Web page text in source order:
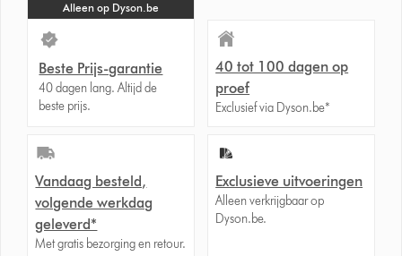
Alleen op Dyson.be
Beste Prijs-garantie
40 dagen lang. Altijd de
beste prijs.
40 tot 100 dagen op
proef
Exclusief via Dyson.be*
Vandaag besteld,
volgende werkdag
geleverd*
Met gratis bezorging en retour.
Exclusieve uitvoeringen
Alleen verkrijgbaar op
Dyson.be.